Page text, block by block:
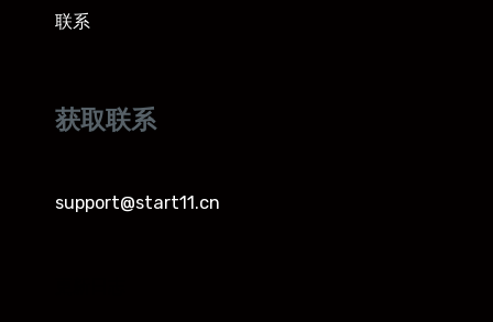
联系
获取联系
support@start11.cn